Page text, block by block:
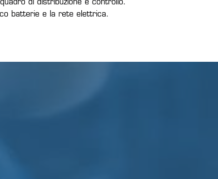
batterie e la rete elettrica.